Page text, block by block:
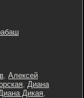
, Алексей
, Диана
Дикая,